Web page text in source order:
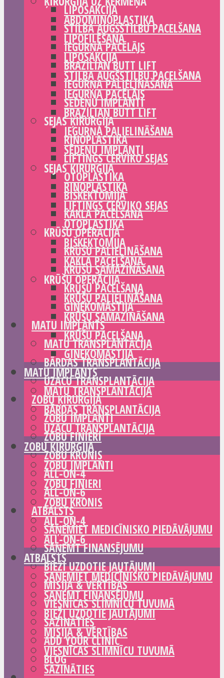
LIPOSAKCIJA
STILBA AUGŠSTILBU PACELŠANA
IEGURŅA PACĒLĀJS
BRAZILIAN BUTT LIFT
IEGURŅA PALIELINĀŠANA
SĒDEŅU IMPLANTI
SEJAS ĶIRURĢIJA
RINOPLASTIKA
LIFTINGS CERVIKO SEJAS
OTOPLASTIKA
BIŠKEKTOMIJA
KAKLA PACELŠANA
KRŪŠU OPERĀCIJA
KRŪŠU PALIELINĀŠANA
KRŪŠU SAMAZINĀŠANA
KRŪŠU PACELŠANA
GINEKOMASTIJA
MATU IMPLANTS
MATU TRANSPLANTĀCIJA
BĀRDAS TRANSPLANTĀCIJA
UZACU TRANSPLANTĀCIJA
ZOBU ĶIRURĢIJA
ZOBU IMPLANTI
ZOBU FINIERI
ZOBU KRONIS
ALL-ON-4
ALL-ON-6
ATBALSTS
SAŅEMIET MEDICĪNISKO PIEDĀVĀJUMU
SAŅEMT FINANSĒJUMU
BIEŽI UZDOTIE JAUTĀJUMI
MISIJA & VĒRTĪBAS
VIESNĪCAS SLIMNĪCU TUVUMĀ
SAZINĀTIES
ADD YOUR CLINIC
BLOG
ABDOMINOPLASTIKA
LIPOFILĒŠANA
LIPOSAKCIJA
STILBA AUGŠSTILBU PACELŠANA
IEGURŅA PACĒLĀJS
BRAZILIAN BUTT LIFT
IEGURŅA PALIELINĀŠANA
SĒDEŅU IMPLANTI
SEJAS ĶIRURĢIJA
RINOPLASTIKA
LIFTINGS CERVIKO SEJAS
OTOPLASTIKA
BIŠKEKTOMIJA
KAKLA PACELŠANA
KRŪŠU OPERĀCIJA
KRŪŠU PALIELINĀŠANA
KRŪŠU SAMAZINĀŠANA
KRŪŠU PACELŠANA
GINEKOMASTIJA
MATU IMPLANTS
MATU TRANSPLANTĀCIJA
BĀRDAS TRANSPLANTĀCIJA
UZACU TRANSPLANTĀCIJA
ZOBU ĶIRURĢIJA
ZOBU IMPLANTI
ZOBU FINIERI
ZOBU KRONIS
ALL-ON-4
ALL-ON-6
ATBALSTS
SAŅEMIET MEDICĪNISKO PIEDĀVĀJUMU
SAŅEMT FINANSĒJUMU
BIEŽI UZDOTIE JAUTĀJUMI
MISIJA & VĒRTĪBAS
VIESNĪCAS SLIMNĪCU TUVUMĀ
SAZINĀTIES